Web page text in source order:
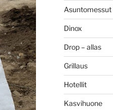
Asuntomessut
Dinox
Drop – allas
Grillaus
Hotellit
Kasvihuone